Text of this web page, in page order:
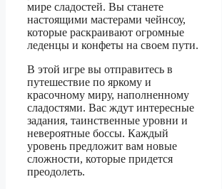
мире сладостей. Вы станете
настоящими мастерами чейнсоу,
которые раскраивают огромные
леденцы и конфеты на своем пути.
В этой игре вы отправитесь в
путешествие по яркому и
красочному миру, наполненному
сладостями. Вас ждут интересные
задания, таинственные уровни и
невероятные боссы. Каждый
уровень предложит вам новые
сложности, которые придется
преодолеть.